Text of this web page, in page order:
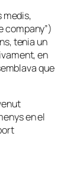
medis,
company”)
tenia un
en
que
en el